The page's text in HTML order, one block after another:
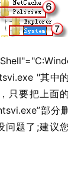
"其中
只要把上面
部分
问题了;建议